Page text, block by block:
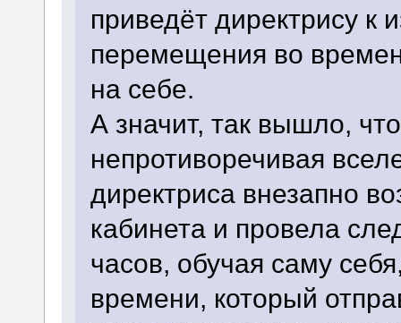
приведёт директрису к
перемещения во
на себе.
А значит, так вышло,
непротиворечивая
директриса внезапно
кабинета и провела
часов, обучая саму
времени, который